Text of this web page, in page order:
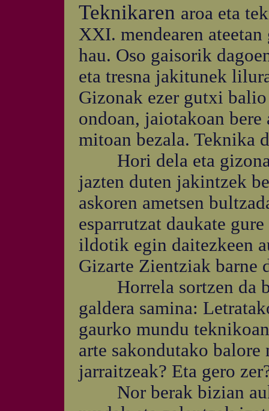
Teknikaren aroa eta
XXI. mendearen
hau. Oso gaisorik
eta tresna jakitunek
Gizonak ezer gutxi
ondoan, jaiotakoan bere
mitoan bezala. Teknika
Hori dela eta
jazten duten jakintzek
askoren ametsen
esparrutzat daukate
ildotik egin daitezkeen
Gizarte Zientziak barne
Horrela sortzen da
galdera samina:
gaurko mundu
arte sakondutako
jarraitzeak? Eta gero
Nor berak bizian